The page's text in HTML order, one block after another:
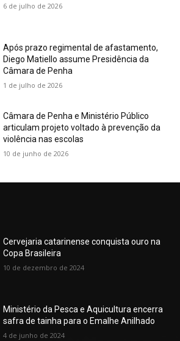
6 de julho de 2026
Após prazo regimental de afastamento,
Diego Matiello assume Presidência da
Câmara de Penha
1 de julho de 2026
Câmara de Penha e Ministério Público
articulam projeto voltado à prevenção da
violência nas escolas
10 de junho de 2026
Cervejaria catarinense conquista ouro na
Copa Brasileira
10 de dezembro de 2024
Ministério da Pesca e Aquicultura encerra
safra de tainha para o Emalhe Anilhado
4 de junho de 2024